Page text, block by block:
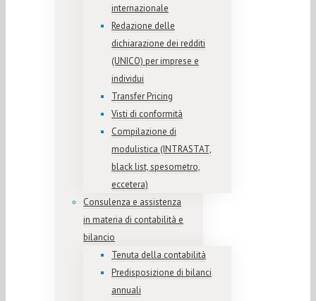
internazionale
Redazione delle
dichiarazione dei redditi
(UNICO) per imprese e
individui
Transfer Pricing
Visti di conformità
Compilazione di
modulistica (INTRASTAT,
black list, spesometro,
eccetera)
Consulenza e assistenza
in materia di contabilità e
bilancio
Tenuta della contabilità
Predisposizione di bilanci
annuali